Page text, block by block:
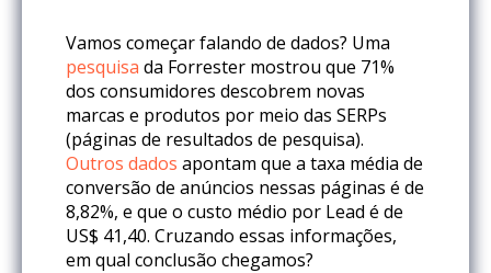
Vamos começar falando de dados? Uma
pesquisa da Forrester mostrou que 71%
dos consumidores descobrem novas
marcas e produtos por meio das SERPs
(páginas de resultados de pesquisa).
Outros dados apontam que a taxa média de
conversão de anúncios nessas páginas é de
8,82%, e que o custo médio por Lead é de
US$ 41,40. Cruzando essas informações,
em qual conclusão chegamos?